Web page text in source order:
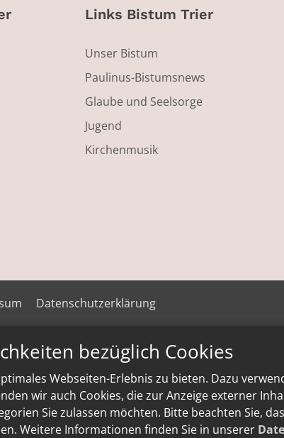
bezüglich Cookies
Webseiten-Erlebnis zu bieten. Dazu
wir auch Cookies, die zur Anzeige externer
Sie zulassen möchten. Bitte beachten Sie,
Weitere Informationen finden Sie in unserer
Links Bistum Trier
Unser Bistum
Paulinus-Bistumsnews
Glaube und Seelsorge
Jugend
Kirchenmusik
Datenschutzerklärung